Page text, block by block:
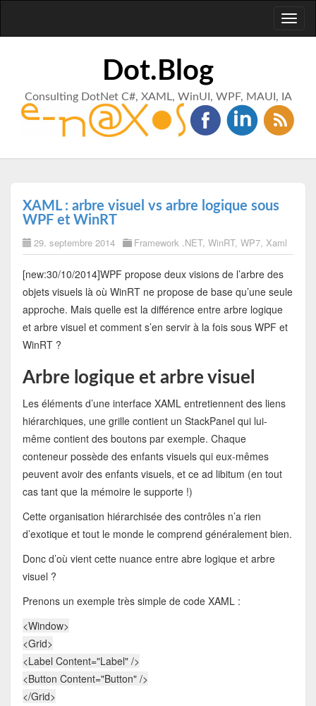
Dot.Blog
Consulting DotNet C#, XAML, WinUI, WPF, MAUI, IA
XAML : arbre visuel vs arbre logique sous
WPF et WinRT
29. septembre 2014 Framework .NET, WinRT, WP7, Xaml
[new:30/10/2014]WPF propose deux visions de l’arbre des
objets visuels là où WinRT ne propose de base qu’une seule
approche. Mais quelle est la différence entre arbre logique
et arbre visuel et comment s’en servir à la fois sous WPF et
WinRT ?
Arbre logique et arbre visuel
Les éléments d’une interface XAML entretiennent des liens
hiérarchiques, une grille contient un StackPanel qui lui-
même contient des boutons par exemple. Chaque
conteneur possède des enfants visuels qui eux-mêmes
peuvent avoir des enfants visuels, et ce ad libitum (en tout
cas tant que la mémoire le supporte !)
Cette organisation hiérarchisée des contrôles n’a rien
d’exotique et tout le monde le comprend généralement bien.
Donc d’où vient cette nuance entre abre logique et arbre
visuel ?
Prenons un exemple très simple de code XAML :
<Window>
<Grid>
<Label Content="Label" />
<Button Content="Button" />
</Grid>